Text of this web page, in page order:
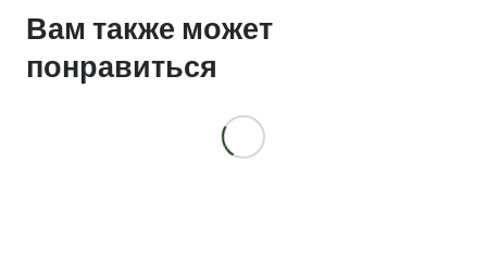
Вам также может
понравиться